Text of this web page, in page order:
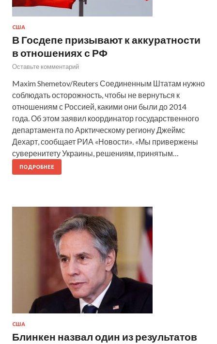
США
В Госдепе призывают к аккуратности
в отношениях с РФ
Оставьте комментарий
Maxim Shemetov/Reuters Соединенным Штатам нужно
соблюдать осторожность, чтобы не вернуться к
отношениям с Россией, какими они были до 2014
года. Об этом заявил координатор государственного
департамента по Арктическому региону Джеймс
Дехарт, сообщает РИА «Новости». «Мы привержены
суверенитету Украины, решениям, принятым…
ПОДРОБНЕЕ
США
Блинкен назвал один из результатов